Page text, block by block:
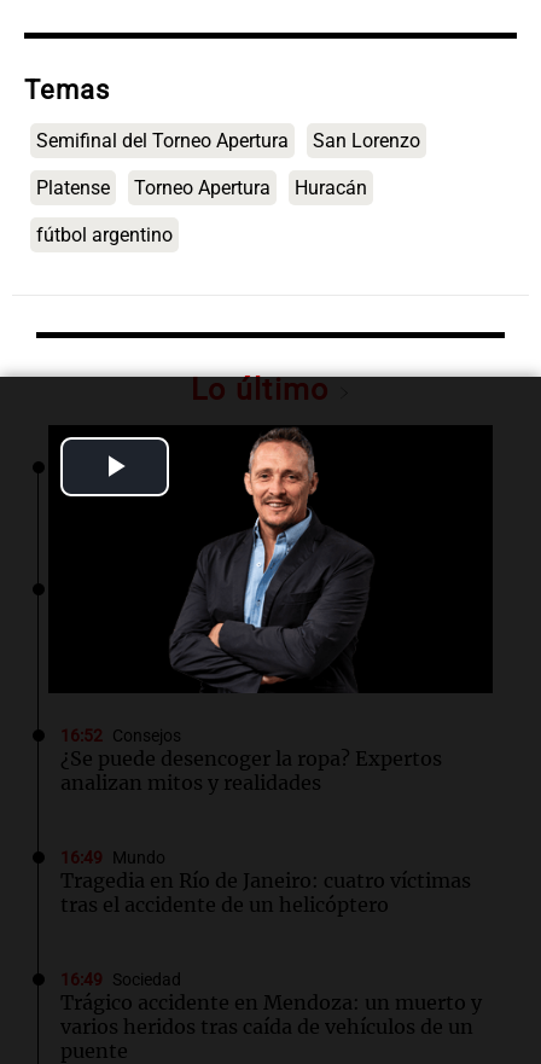
Temas
Semifinal del Torneo Apertura San Lorenzo
Platense Torneo Apertura Huracán
fútbol argentino
Lo último
La Cadena del Gol
River se mide ante Tigre en un duelo crucial
para el futuro de Coudet
Cuatro narcos bolivianos abatidos en Brasil
durante una operación conjunta contra el
crimen organizado
16:52 Consejos
¿Se puede desencoger la ropa? Expertos
analizan mitos y realidades
16:49 Mundo
Tragedia en Río de Janeiro: cuatro víctimas
tras el accidente de un helicóptero
16:49 Sociedad
Trágico accidente en Mendoza: un muerto y
varios heridos tras caída de vehículos de un
puente